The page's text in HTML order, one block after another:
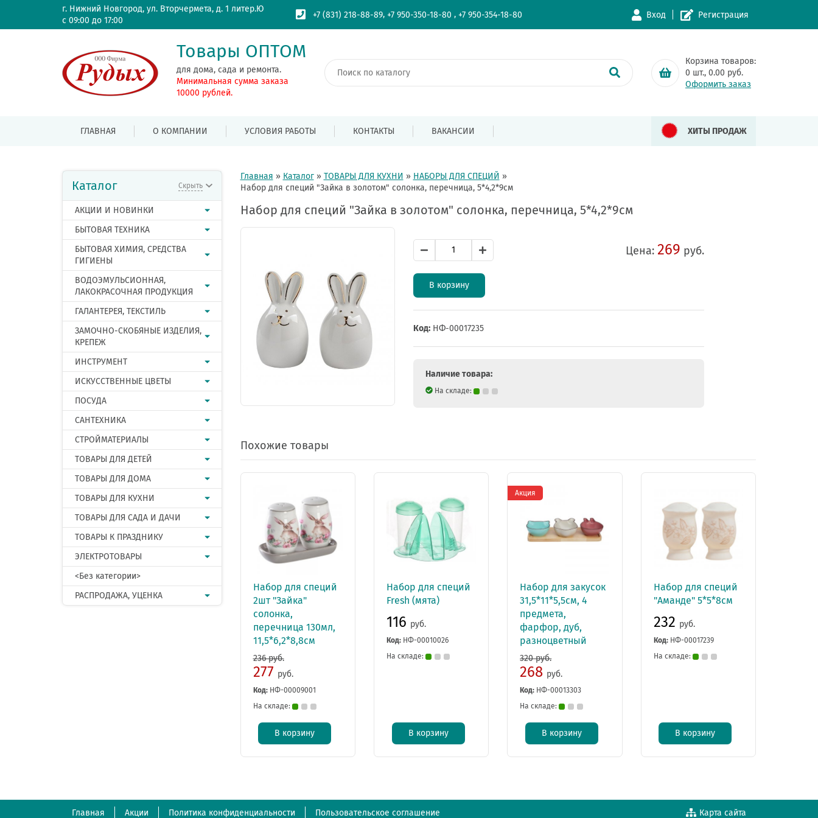
г. Нижний Новгород, ул. Вторчермета, д. 1 литер.Ю
с 09:00 до 17:00
+7 (831) 218-88-89,+7 950-350-18-80 ,+7 950-354-18-80 Вход Регистрация
Товары ОПТОМ
для дома, сада и ремонта.
Минимальная сумма заказа
10000 рублей.
Корзина товаров:
0 шт., 0.00 руб.
Оформить заказ
ГЛАВНАЯ О КОМПАНИИ УСЛОВИЯ РАБОТЫ КОНТАКТЫ ВАКАНСИИ ХИТЫ ПРОДАЖ
Каталог Скрыть
АКЦИИ И НОВИНКИ
БЫТОВАЯ ТЕХНИКА
БЫТОВАЯ ХИМИЯ, СРЕДСТВА
ГИГИЕНЫ
ВОДОЭМУЛЬСИОННАЯ,
ЛАКОКРАСОЧНАЯ ПРОДУКЦИЯ
ГАЛАНТЕРЕЯ, ТЕКСТИЛЬ
ЗАМОЧНО-СКОБЯНЫЕ ИЗДЕЛИЯ,
КРЕПЕЖ
ИНСТРУМЕНТ
ИСКУССТВЕННЫЕ ЦВЕТЫ
ПОСУДА
САНТЕХНИКА
СТРОЙМАТЕРИАЛЫ
ТОВАРЫ ДЛЯ ДЕТЕЙ
ТОВАРЫ ДЛЯ ДОМА
ТОВАРЫ ДЛЯ КУХНИ
ТОВАРЫ ДЛЯ САДА И ДАЧИ
ТОВАРЫ К ПРАЗДНИКУ
ЭЛЕКТРОТОВАРЫ
<Без категории>
РАСПРОДАЖА, УЦЕНКА
Главная » Каталог» ТОВАРЫ ДЛЯ КУХНИ » НАБОРЫ ДЛЯ СПЕЦИЙ »
Набор для специй "Зайка в золотом" солонка, перечница, 5*4,2*9см
Набор для специй "Зайка в золотом" солонка, перечница, 5*4,2*9см
Цена: 269 руб.
В корзину
Код:НФ-00017235
Наличие товара:
На складе:
Похожие товары
Набор для специй
2шт "Зайка"
солонка,
перечница 130мл,
11,5*6,2*8,8см
236 руб.
277 руб.
Код: НФ-00009001
На складе:
В корзину
Набор для специй
Fresh (мята)
116 руб.
Код: НФ-00010026
На складе:
В корзину
Набор для закусок
31,5*11*5,5см, 4
предмета,
фарфор, дуб,
разноцветный
320 руб.
268 руб.
Код: НФ-00013303
На складе:
В корзину
Акция
Набор для специй
"Аманде" 5*5*8см
232 руб.
Код: НФ-00017239
На складе:
В корзину
Главная Акции Политика конфиденциальности Пользовательское соглашение Карта сайта